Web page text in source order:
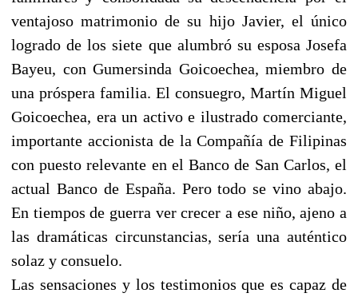
ventajoso matrimonio de su hijo Javier, el único
logrado de los siete que alumbró su esposa Josefa
Bayeu, con Gumersinda Goicoechea, miembro de
una próspera familia. El consuegro, Martín Miguel
Goicoechea, era un activo e ilustrado comerciante,
importante accionista de la Compañía de Filipinas
con puesto relevante en el Banco de San Carlos, el
actual Banco de España. Pero todo se vino abajo.
En tiempos de guerra ver crecer a ese niño, ajeno a
las dramáticas circunstancias, sería una auténtico
solaz y consuelo.
Las sensaciones y los testimonios que es capaz de